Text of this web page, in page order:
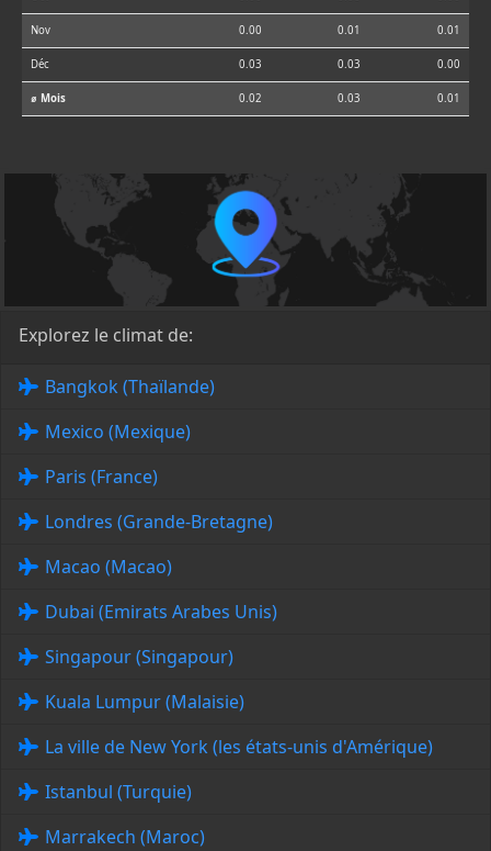
Nov 0.00 0.01 0.01
Déc 0.03 0.03 0.00
⌀ Mois 0.02 0.03 0.01
Explorez le climat de:
Bangkok (Thaïlande)
Mexico (Mexique)
Paris (France)
Londres (Grande-Bretagne)
Macao (Macao)
Dubai (Emirats Arabes Unis)
Singapour (Singapour)
Kuala Lumpur (Malaisie)
La ville de New York (les états-unis d'Amérique)
Istanbul (Turquie)
Marrakech (Maroc)